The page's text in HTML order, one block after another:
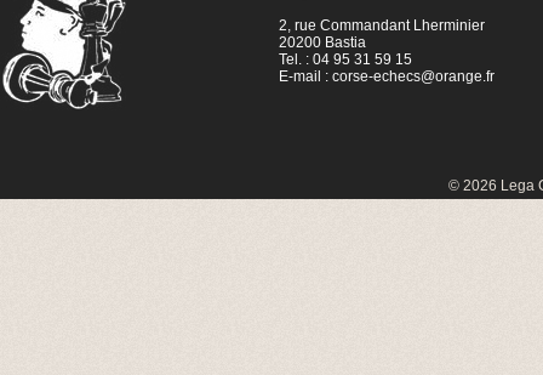
2, rue Commandant Lherminier
20200 Bastia
Tel. : 04 95 31 59 15
E-mail :corse-echecs@orange.fr
© 2026 Lega